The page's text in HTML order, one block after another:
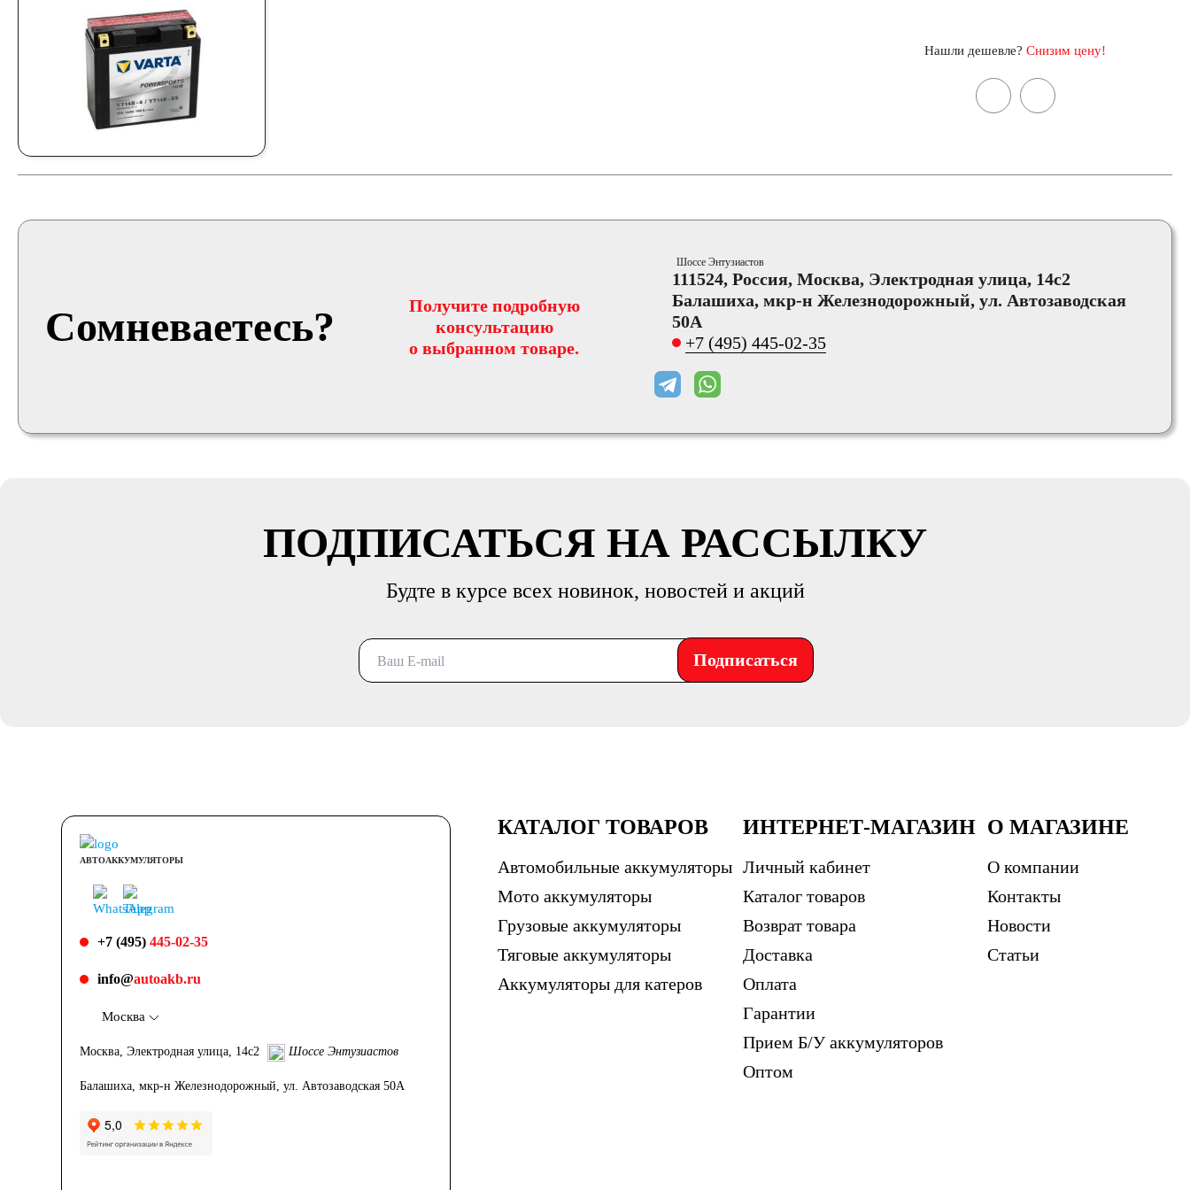
Нашли дешевле? Снизим цену!
Сомневаетесь?
Получите подробную
консультацию
о выбранном товаре.
Шоссе Энтузиастов
111524, Россия, Москва, Электродная улица, 14с2
Балашиха, мкр-н Железнодорожный, ул. Автозаводская
50А
+7 (495) 445-02-35
ПОДПИСАТЬСЯ НА РАССЫЛКУ
Будте в курсе всех новинок, новостей и акций
Подписаться
АВТОАККУМУЛЯТОРЫ
+7 (495) 445-02-35
info@autoakb.ru
Москва
Москва, Электродная улица, 14с2 Шоссе Энтузиастов
Балашиха, мкр-н Железнодорожный, ул. Автозаводская 50А
КАТАЛОГ ТОВАРОВ
Автомобильные аккумуляторы
Мото аккумуляторы
Грузовые аккумуляторы
Тяговые аккумуляторы
Аккумуляторы для катеров
ИНТЕРНЕТ-МАГАЗИН
Личный кабинет
Каталог товаров
Возврат товара
Доставка
Оплата
Гарантии
Прием Б/У аккумуляторов
Оптом
О МАГАЗИНЕ
О компании
Контакты
Новости
Статьи